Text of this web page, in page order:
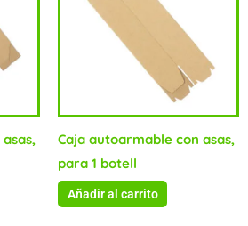
Caja autoarmable con asas,
para 1 botell
Añadir al carrito